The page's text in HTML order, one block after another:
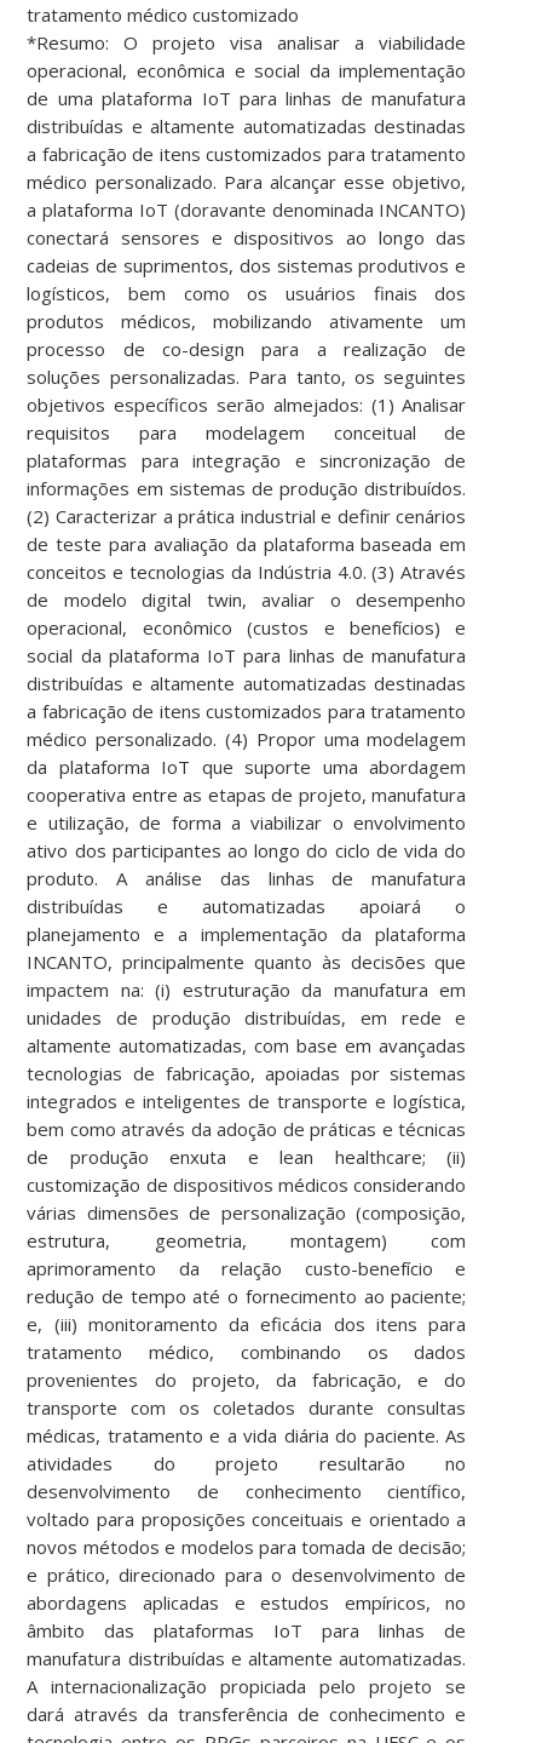
tratamento médico customizado
*Resumo: O projeto visa analisar a viabilidade
operacional, econômica e social da implementação
de uma plataforma IoT para linhas de manufatura
distribuídas e altamente automatizadas destinadas
a fabricação de itens customizados para tratamento
médico personalizado. Para alcançar esse objetivo,
a plataforma IoT (doravante denominada INCANTO)
conectará sensores e dispositivos ao longo das
cadeias de suprimentos, dos sistemas produtivos e
logísticos, bem como os usuários finais dos
produtos médicos, mobilizando ativamente um
processo de co-design para a realização de
soluções personalizadas. Para tanto, os seguintes
objetivos específicos serão almejados: (1) Analisar
requisitos para modelagem conceitual de
plataformas para integração e sincronização de
informações em sistemas de produção distribuídos.
(2) Caracterizar a prática industrial e definir cenários
de teste para avaliação da plataforma baseada em
conceitos e tecnologias da Indústria 4.0. (3) Através
de modelo digital twin, avaliar o desempenho
operacional, econômico (custos e benefícios) e
social da plataforma IoT para linhas de manufatura
distribuídas e altamente automatizadas destinadas
a fabricação de itens customizados para tratamento
médico personalizado. (4) Propor uma modelagem
da plataforma IoT que suporte uma abordagem
cooperativa entre as etapas de projeto, manufatura
e utilização, de forma a viabilizar o envolvimento
ativo dos participantes ao longo do ciclo de vida do
produto. A análise das linhas de manufatura
distribuídas e automatizadas apoiará o
planejamento e a implementação da plataforma
INCANTO, principalmente quanto às decisões que
impactem na: (i) estruturação da manufatura em
unidades de produção distribuídas, em rede e
altamente automatizadas, com base em avançadas
tecnologias de fabricação, apoiadas por sistemas
integrados e inteligentes de transporte e logística,
bem como através da adoção de práticas e técnicas
de produção enxuta e lean healthcare; (ii)
customização de dispositivos médicos considerando
várias dimensões de personalização (composição,
estrutura, geometria, montagem) com
aprimoramento da relação custo-benefício e
redução de tempo até o fornecimento ao paciente;
e, (iii) monitoramento da eficácia dos itens para
tratamento médico, combinando os dados
provenientes do projeto, da fabricação, e do
transporte com os coletados durante consultas
médicas, tratamento e a vida diária do paciente. As
atividades do projeto resultarão no
desenvolvimento de conhecimento científico,
voltado para proposições conceituais e orientado a
novos métodos e modelos para tomada de decisão;
e prático, direcionado para o desenvolvimento de
abordagens aplicadas e estudos empíricos, no
âmbito das plataformas IoT para linhas de
manufatura distribuídas e altamente automatizadas.
A internacionalização propiciada pelo projeto se
dará através da transferência de conhecimento e